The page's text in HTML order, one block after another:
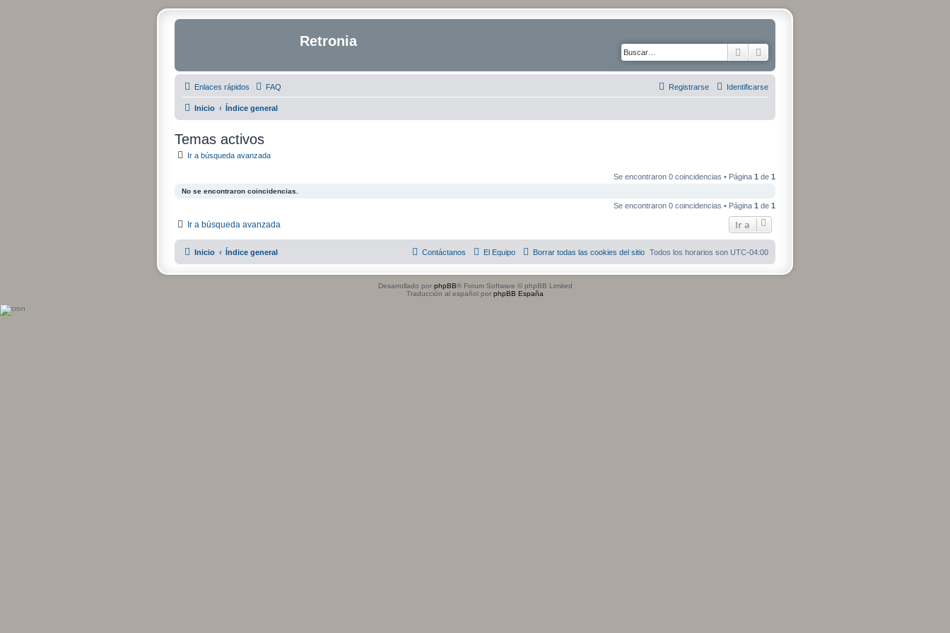
Retronia
Buscar
Enlaces rápidos FAQ Identificarse
Registrarse
Inicio Índice general
Temas activos
Ir a búsqueda avanzada
Se encontraron 0 coincidencias • Página 1 de 1
No se encontraron coincidencias.
Se encontraron 0 coincidencias • Página 1 de 1
Ir a búsqueda avanzada Ir a
Inicio Índice general Todos los horarios son UTC-04:00
Borrar todas las cookies del sitio
El Equipo
Contáctanos
Desarrollado por phpBB® Forum Software © phpBB Limited
Traducción al español por phpBB España